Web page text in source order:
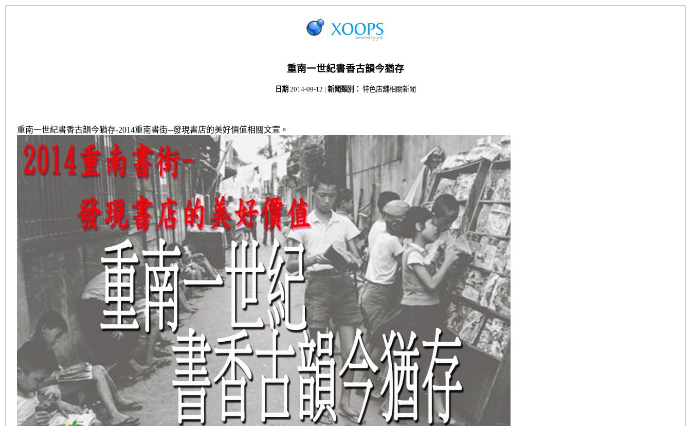
重南一世紀書香古韻今猶存
日期 2014-09-12 | 新聞類別： 特色店舖相關新聞
重南一世紀書香古韻今猶存-2014重南書街─發現書店的美好價值相關文宣。